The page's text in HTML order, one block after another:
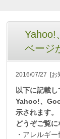
Yahoo!
ページ
2016/07/27 [お
以下に記載
Yahoo!、
示されます。
どうぞご覧に
・アレルギ